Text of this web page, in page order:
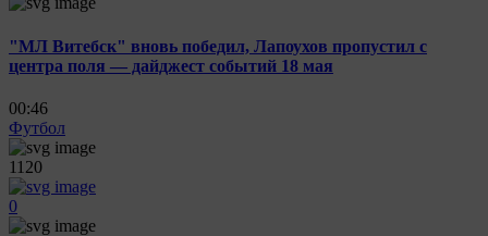
"МЛ Витебск" вновь победил, Лапоухов пропустил с
центра поля — дайджест событий 18 мая
00:46
Футбол
1120
0